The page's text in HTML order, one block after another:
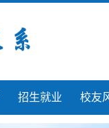
招生就业 校友